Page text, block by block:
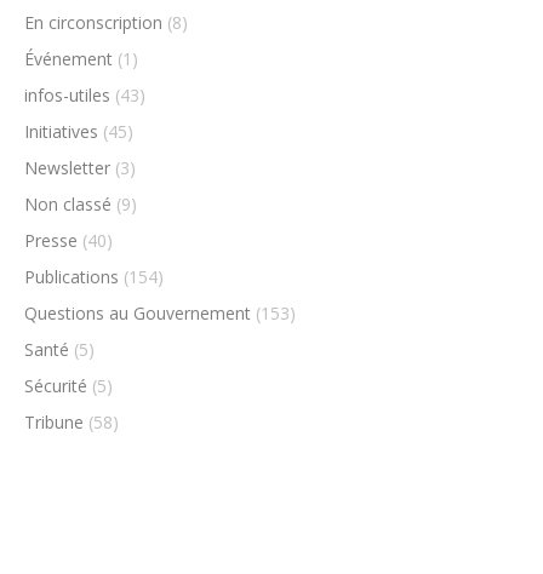
En circonscription (8)
Événement (1)
infos-utiles (43)
Initiatives (45)
Newsletter (3)
Non classé (9)
Presse (40)
Publications (154)
Questions au Gouvernement (153)
Santé (5)
Sécurité (5)
Tribune (58)